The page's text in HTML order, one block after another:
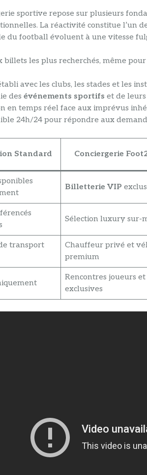
sportive repose sur plusieurs
La réactivité constitue l’un
du football évoluent à une vitesse
billets les plus recherchés, même
avec les clubs, les stades et les
des événements sportifs et de
en temps réel face aux imprévus
24h/24 pour répondre aux
Standard Conciergerie
Billetterie VIP
Sélection luxury sur-
transport
Chauffeur privé et
premium
Rencontres joueurs
exclusives